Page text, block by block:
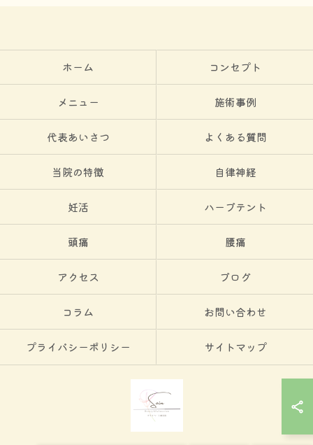
ホーム コンセプト
メニュー 施術事例
代表あいさつ よくある質問
当院の特徴 自律神経
妊活 ハーブテント
頭痛 腰痛
アクセス ブログ
コラム お問い合わせ
プライバシーポリシー サイトマップ